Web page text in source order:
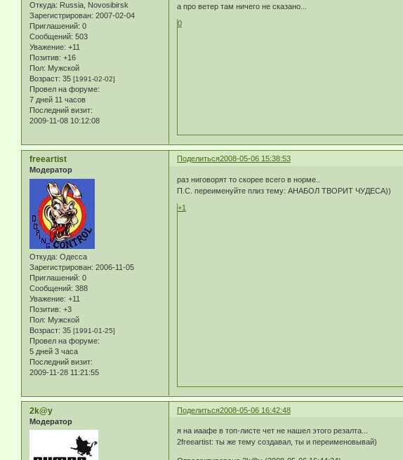
Откуда: Russia, Novosibirsk
Зарегистрирован: 2007-02-04
Приглашений: 0
Сообщений: 503
Уважение: +11
Позитив: +16
Пол: Мужской
Возраст: 35 [1991-02-02]
Провел на форуме:
7 дней 11 часов
Последний визит:
2009-11-08 10:12:08
а про ветер там ничего не сказано...
0
Поделиться2008-05-06 15:38:53
freeartist
Модератор
Откуда: Одесса
Зарегистрирован: 2006-11-05
Приглашений: 0
Сообщений: 388
Уважение: +11
Позитив: +3
Пол: Мужской
Возраст: 35 [1991-01-25]
Провел на форуме:
5 дней 3 часа
Последний визит:
2009-11-28 11:21:55
раз ниговорят то скорее всего в норме..
П.С. переименуйте плиз тему: АНАБОЛ ТВОРИТ ЧУДЕСА))
+1
Поделиться2008-05-06 16:42:48
2k@y
Модератор
я на иаафе в топ-листе чет не нашел этого резалта...
2freeartist: ты же тему создавал, ты и переименовывай)